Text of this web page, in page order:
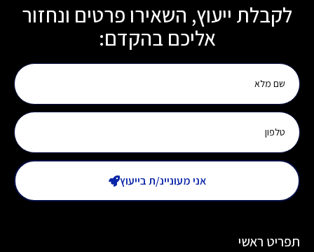
לקבלת ייעוץ, השאירו פרטים ונחזור
אליכם בהקדם:
אני מעוניינ/ת בייעוץ
תפריט ראשי